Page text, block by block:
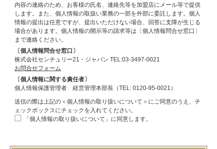
内容の連絡のため、お客様の氏名、連絡先等を加盟店にメール等で提供
します。また、個人情報の取扱い業務の一部を外部に委託します。個人
情報の提出は任意ですが、提出いただけない場合、回答に支障が生じる
場合があります。個人情報の開示等の請求等は〔個人情報問合せ窓口〕
まで連絡ください。
〔個人情報問合せ窓口〕
株式会社センチュリー21・ジャパン TEL:03-3497-0021
お問合せフォーム
〔個人情報に関する責任者〕
個人情報保護管理者 経営管理本部長（TEL: 0120-95-0021）
送信の際は上記の＜個人情報の取り扱いについて＞にご同意のうえ、チ
ェックボックスにチェックを入れてください。
「個人情報の取り扱いについて」に同意します。